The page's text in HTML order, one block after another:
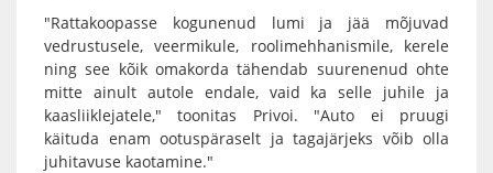
"Rattakoopasse kogunenud lumi ja jää mõjuvad
vedrustusele, veermikule, roolimehhanismile, kerele
ning see kõik omakorda tähendab suurenenud ohte
mitte ainult autole endale, vaid ka selle juhile ja
kaasliiklejatele," toonitas Privoi. "Auto ei pruugi
käituda enam ootuspäraselt ja tagajärjeks võib olla
juhitavuse kaotamine."